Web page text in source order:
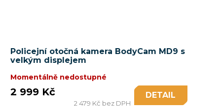
Policejní otočná kamera BodyCam MD9 s
velkým displejem
Momentálně nedostupné
2 479 Kč bez DPH
2 999 Kč DETAIL